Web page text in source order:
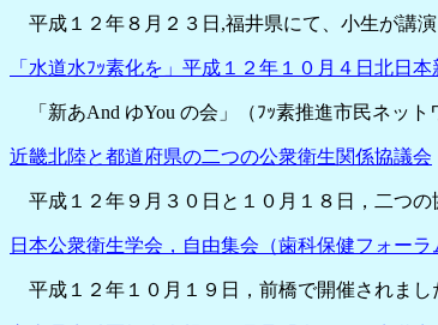
平成１２年８月２３日,福井県にて、小生が講
「水道水ﾌｯ素化を」平成１２年１０月４日北日
「新あAnd ゆYou の会」（ﾌｯ素推進市民ネッ
近畿北陸と都道府県の二つの公衆衛生関係協議会
平成１２年９月３０日と１０月１８日，二つの
日本公衆衛生学会，自由集会（歯科保健フォーラ
平成１２年１０月１９日，前橋で開催されまし